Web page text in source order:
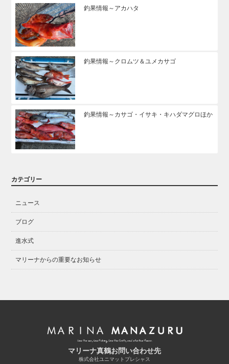
釣果情報～アカハタ
釣果情報～クロムツ＆ユメカサゴ
釣果情報～カサゴ・イサキ・キハダマグロほか
カテゴリー
ニュース
ブログ
進水式
マリーナからの重要なお知らせ
マリーナ真鶴お問い合わせ先
株式会社ユニマットプレシャス